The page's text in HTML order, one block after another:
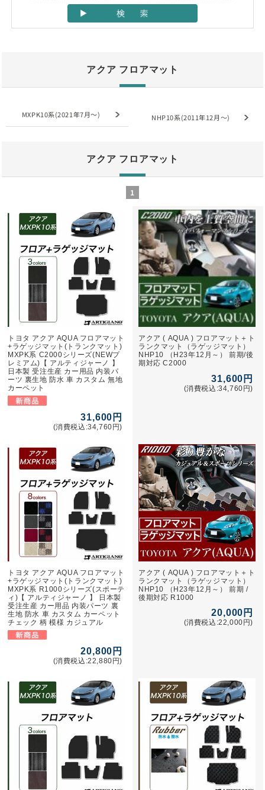
アクア フロアマット
MXPK10系(2021年7月～) NHP10系(2011年12月～)
アクア フロアマット
1
トヨタ アクア AQUA フロアマット
+ラゲッジマット(トランクマット)
MXPK系 C2000シリーズ(NEWプ
レミアム)【 アルティジャーノ 】
日本製 受注生産 カー用品 内装パ
ーツ 裏生地 防水 車 カスタム 無地
カーペット
31,600円
(消費税込:34,760円)
アクア ( AQUA ) フロアマット＋ト
ランクマット（ラゲッジマット）
NHP10 （H23年12月～） 前期/後
期対応 C2000
31,600円
(消費税込:34,760円)
トヨタ アクア AQUA フロアマット
+ラゲッジマット(トランクマット)
MXPK系 R1000シリーズ(スポーテ
ィ)【 アルティジャーノ 】 日本製
受注生産 カー用品 内装パーツ 裏
生地 防水 車 カスタム カーペット
チェック 柄 模様 カジュアル
20,800円
(消費税込:22,880円)
アクア ( AQUA ) フロアマット＋ト
ランクマット（ラゲッジマット）
NHP10 （H23年12月～） 前期 /
後期対応 R1000
20,000円
(消費税込:22,000円)